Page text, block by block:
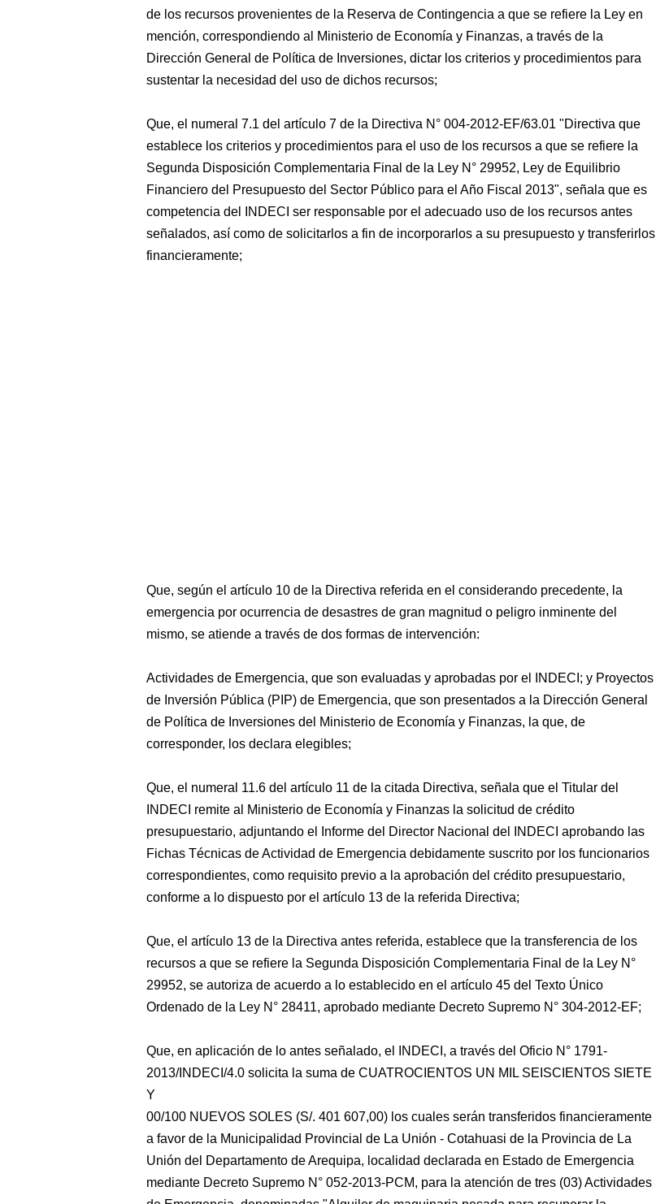
de los recursos provenientes de la Reserva de Contingencia a que se refiere la Ley en
mención, correspondiendo al Ministerio de Economía y Finanzas, a través de la
Dirección General de Política de Inversiones, dictar los criterios y procedimientos para
sustentar la necesidad del uso de dichos recursos;
Que, el numeral 7.1 del artículo 7 de la Directiva N° 004-2012-EF/63.01 "Directiva que
establece los criterios y procedimientos para el uso de los recursos a que se refiere la
Segunda Disposición Complementaria Final de la Ley N° 29952, Ley de Equilibrio
Financiero del Presupuesto del Sector Público para el Año Fiscal 2013", señala que es
competencia del INDECI ser responsable por el adecuado uso de los recursos antes
señalados, así como de solicitarlos a fin de incorporarlos a su presupuesto y transferirlos
financieramente;
Que, según el artículo 10 de la Directiva referida en el considerando precedente, la
emergencia por ocurrencia de desastres de gran magnitud o peligro inminente del
mismo, se atiende a través de dos formas de intervención:
Actividades de Emergencia, que son evaluadas y aprobadas por el INDECI; y Proyectos
de Inversión Pública (PIP) de Emergencia, que son presentados a la Dirección General
de Política de Inversiones del Ministerio de Economía y Finanzas, la que, de
corresponder, los declara elegibles;
Que, el numeral 11.6 del artículo 11 de la citada Directiva, señala que el Titular del
INDECI remite al Ministerio de Economía y Finanzas la solicitud de crédito
presupuestario, adjuntando el Informe del Director Nacional del INDECI aprobando las
Fichas Técnicas de Actividad de Emergencia debidamente suscrito por los funcionarios
correspondientes, como requisito previo a la aprobación del crédito presupuestario,
conforme a lo dispuesto por el artículo 13 de la referida Directiva;
Que, el artículo 13 de la Directiva antes referida, establece que la transferencia de los
recursos a que se refiere la Segunda Disposición Complementaria Final de la Ley N°
29952, se autoriza de acuerdo a lo establecido en el artículo 45 del Texto Único
Ordenado de la Ley N° 28411, aprobado mediante Decreto Supremo N° 304-2012-EF;
Que, en aplicación de lo antes señalado, el INDECI, a través del Oficio N° 1791-
2013/INDECI/4.0 solicita la suma de CUATROCIENTOS UN MIL SEISCIENTOS SIETE
Y
00/100 NUEVOS SOLES (S/. 401 607,00) los cuales serán transferidos financieramente
a favor de la Municipalidad Provincial de La Unión - Cotahuasi de la Provincia de La
Unión del Departamento de Arequipa, localidad declarada en Estado de Emergencia
mediante Decreto Supremo N° 052-2013-PCM, para la atención de tres (03) Actividades